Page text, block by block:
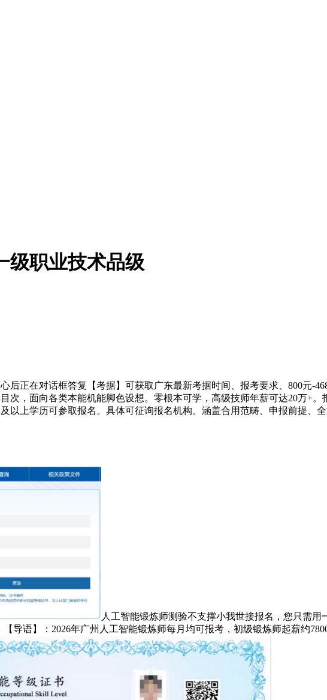
级职业技术品级
正在对话框答复【考据】可获取广东最新考据时间、报考要求、800元-
次，面向各类本能机能脚色设想。零根本可学，高级技师年薪可达20万+
以上学历可参取报名。具体可征询报名机构。涵盖合用范畴、申报前提、
人工智能锻炼师测验不支撑小我世接报名，您只需
导语】：2026年广州人工智能锻炼师每月均可报考，初级锻炼师起薪约